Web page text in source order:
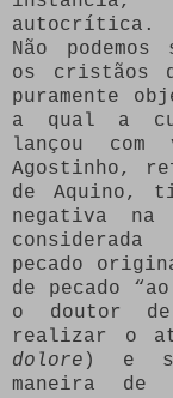
autocrítica.
Não
os cristãos
puramente
a qual a
lançou com
Agostinho,
de Aquino,
negativa na
pecado
de pecado
o doutor de
realizar o
dolore ) e
maneira de